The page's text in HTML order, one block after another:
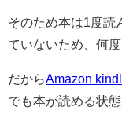
そのため本は1度読
ていないため、何
だからAmazon
でも本が読める状